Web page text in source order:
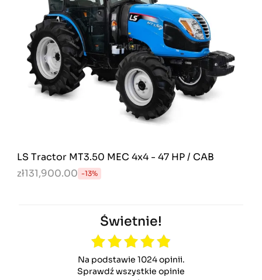
LS Tractor MT3.50 MEC 4x4 - 47 HP / CAB
zł131,900.00 -13%
Świetnie!
Na podstawie 1024 opinii.
Sprawdź wszystkie opinie